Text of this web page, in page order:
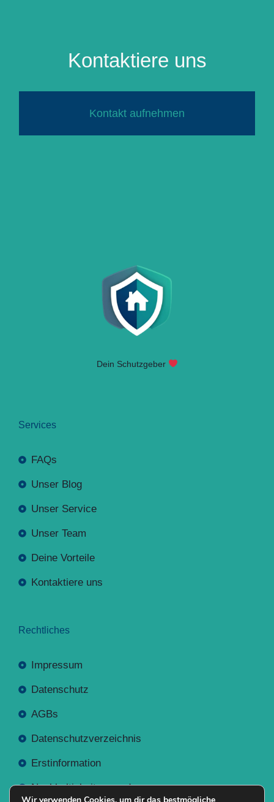
Kontaktiere uns
Kontakt aufnehmen
Dein Schutzgeber
Services
FAQs
Unser Blog
Unser Service
Unser Team
Deine Vorteile
Kontaktiere uns
Rechtliches
Impressum
Datenschutz
AGBs
Datenschutzverzeichnis
Erstinformation
Nachhaltigkeitsverordnung